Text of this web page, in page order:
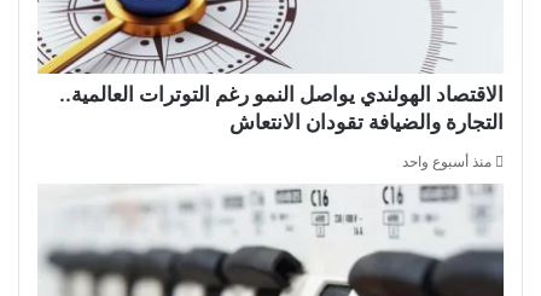
الاقتصاد الهولندي يواصل النمو رغم التوترات العالمية..
التجارة والضيافة تقودان الانتعاش
منذ أسبوع واحد